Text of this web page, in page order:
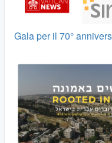
Gala per il 70°